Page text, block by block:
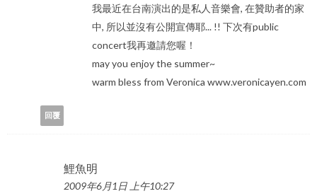
我最近在台南演出的是私人音樂會, 在贊助者的家
中, 所以並沒有公開宣傳耶... !! 下次有public
concert我再邀請您喔！
may you enjoy the summer~
warm bless from Veronica www.veronicayen.com
回覆
鯉魚明
2009年6月1日 上午10:27